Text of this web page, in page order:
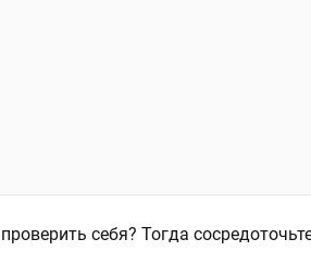
себя? Тогда